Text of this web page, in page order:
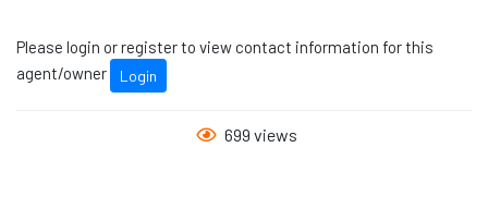
Please login or register to view contact information for this
agent/owner
Login
699 views